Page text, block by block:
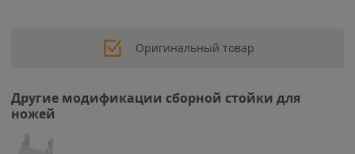
Оригинальный товар
Другие модификации сборной стойки для
ножей